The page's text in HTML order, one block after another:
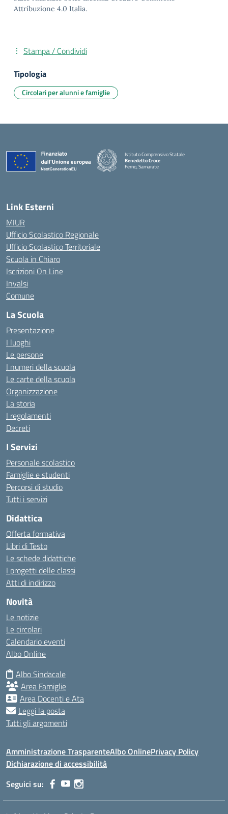
Attribuzione 4.0 Italia.
Stampa / Condividi
Tipologia
Circolari per alunni e famiglie
Istituto Comprensivo Statale
Benedetto Croce
Ferno, Samarate
Link Esterni
MIUR
Ufficio Scolastico Regionale
Ufficio Scolastico Territoriale
Scuola in Chiaro
Iscrizioni On Line
Invalsi
Comune
La Scuola
Presentazione
I luoghi
Le persone
I numeri della scuola
Le carte della scuola
Organizzazione
La storia
I regolamenti
Decreti
I Servizi
Personale scolastico
Famiglie e studenti
Percorsi di studio
Tutti i servizi
Didattica
Offerta formativa
Libri di Testo
Le schede didattiche
I progetti delle classi
Atti di indirizzo
Novità
Le notizie
Le circolari
Calendario eventi
Albo Online
Albo Sindacale
Area Famiglie
Area Docenti e Ata
Leggi la posta
Tutti gli argomenti
Amministrazione TrasparenteAlbo OnlinePrivacy Policy
Dichiarazione di accessibilità
Seguici su: